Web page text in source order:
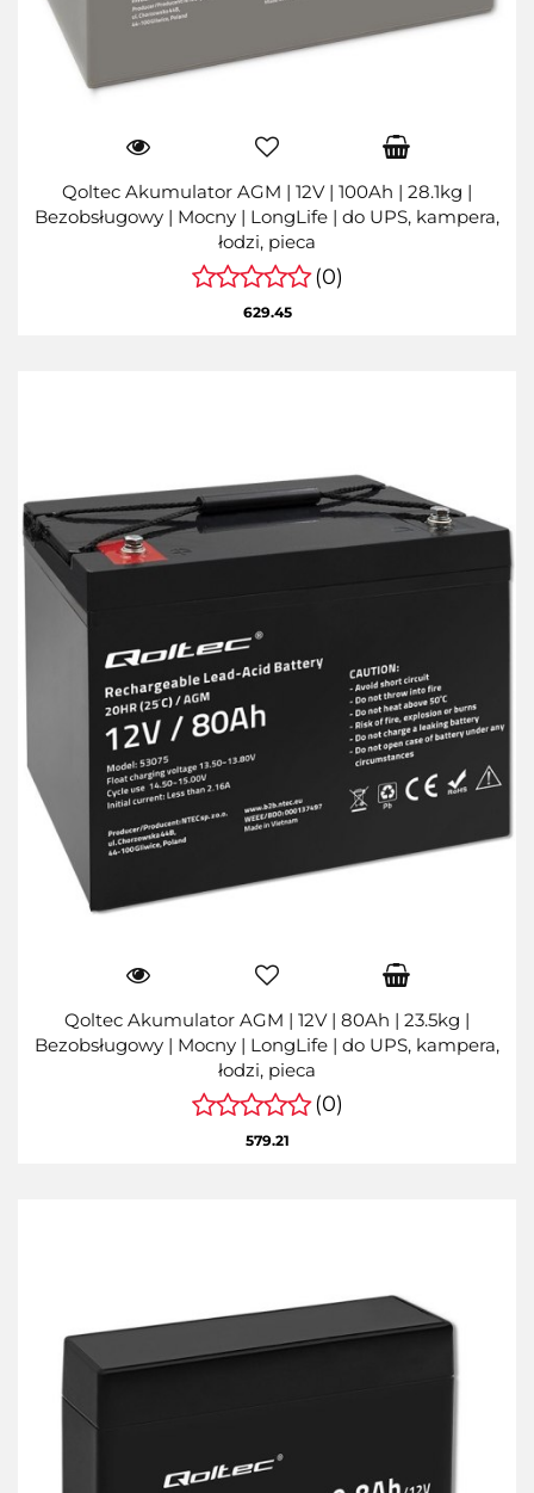
Qoltec Akumulator AGM | 12V | 100Ah | 28.1kg |
Bezobsługowy | Mocny | LongLife | do UPS, kampera,
łodzi, pieca
(0)
629.45
Qoltec Akumulator AGM | 12V | 80Ah | 23.5kg |
Bezobsługowy | Mocny | LongLife | do UPS, kampera,
łodzi, pieca
(0)
579.21